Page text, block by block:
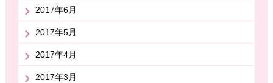
2017年6月
2017年5月
2017年4月
2017年3月